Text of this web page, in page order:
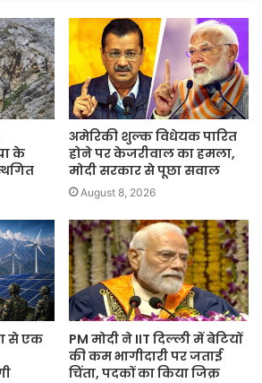
के
अमेरिकी शुल्क विधेयक पारित
होने पर केजरीवाल का हमला,
मोदी सरकार से पूछा सवाल
August 8, 2026
से एक
PM मोदी ने IIT दिल्ली में बेटियों
की कम भागीदारी पर जताई
चिंता, पदकों का किया जिक्र